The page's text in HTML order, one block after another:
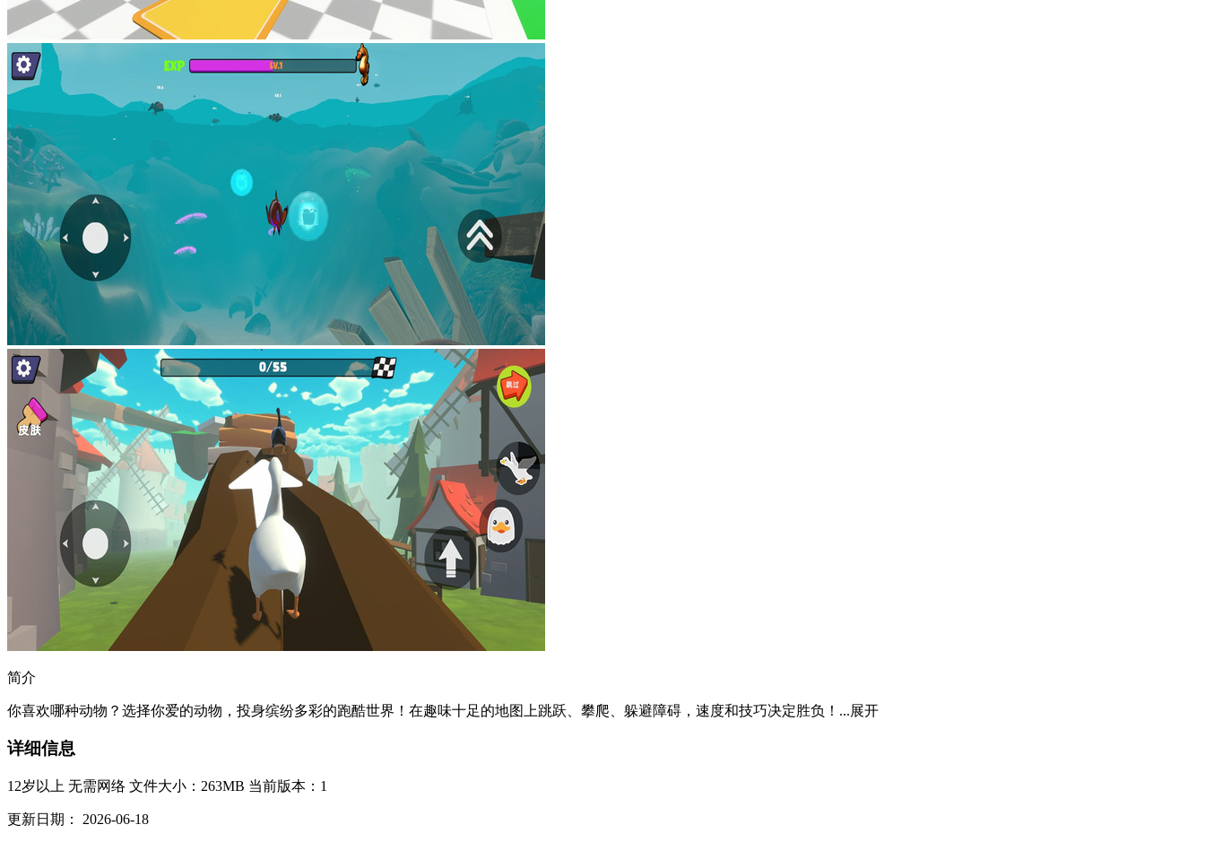
简介
你喜欢哪种动物？选择你爱的动物，投身缤纷多彩的跑酷世界！在趣味十足的地图上跳跃、攀爬、躲避障碍，速度和技巧决定胜负！...展开
详细信息
12岁以上 无需网络 文件大小：263MB 当前版本：1
更新日期： 2026-06-18